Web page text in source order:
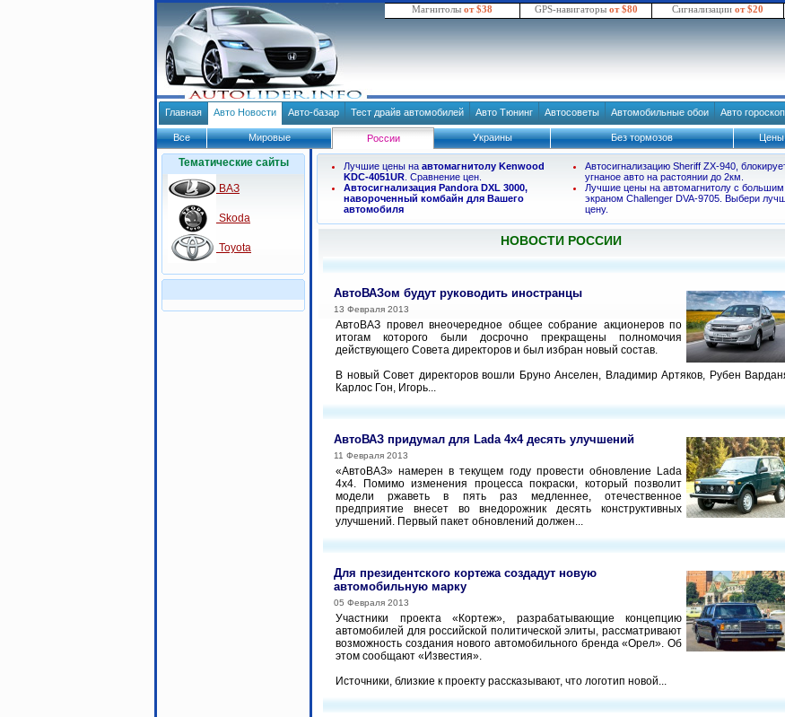
Магнитолы от $38 GPS-навигаторы от $80 Сигнализации от $20
Главная Авто Новости Авто-базар Тест драйв автомобилей Авто Тюнинг Автосоветы Автомобильные обои Авто гороскоп
Все Мировые России Украины Без тормозов Цены
Тематические сайты
ВАЗ
Skoda
Toyota
Лучшие цены на автомагнитолу Kenwood
KDC-4051UR . Сравнение цен.
Автосигнализация Pandora DXL 3000,
навороченный комбайн для Вашего
автомобиля
Автосигнализацию Sheriff ZX-940,
угнаное авто на растоянии до 2км.
Лучшие цены на автомагнитолу с большим
экраном Challenger DVA-9705. Выбери
цену.
НОВОСТИ РОССИИ
АвтоВАЗом будут руководить иностранцы
13 Февраля 2013
АвтоВАЗ провел внеочередное общее собрание акционеров по
итогам которого были досрочно прекращены полномочия
действующего Совета директоров и был избран новый состав.
В новый Совет директоров вошли Бруно Анселен, Владимир Артяков, Рубен
Карлос Гон, Игорь...
АвтоВАЗ придумал для Lada 4x4 десять улучшений
11 Февраля 2013
«АвтоВАЗ» намерен в текущем году провести обновление Lada
4x4. Помимо изменения процесса покраски, который позволит
модели ржаветь в пять раз медленнее, отечественное
предприятие внесет во внедорожник десять конструктивных
улучшений. Первый пакет обновлений должен...
Для президентского кортежа создадут новую
автомобильную марку
05 Февраля 2013
Участники проекта «Кортеж», разрабатывающие концепцию
автомобилей для российской политической элиты, рассматривают
возможность создания нового автомобильного бренда «Орел». Об
этом сообщают «Известия».
Источники, близкие к проекту рассказывают, что логотип новой...